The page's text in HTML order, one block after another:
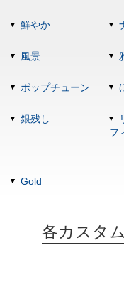
鮮やか
風景
ポップチューン
銀残し
フ
Gold
各カスタ